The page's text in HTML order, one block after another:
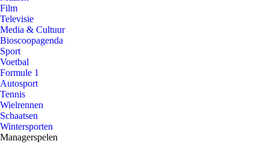
Film
Televisie
Media & Cultuur
Bioscoopagenda
Sport
Voetbal
Formule 1
Autosport
Tennis
Wielrennen
Schaatsen
Wintersporten
Managerspelen